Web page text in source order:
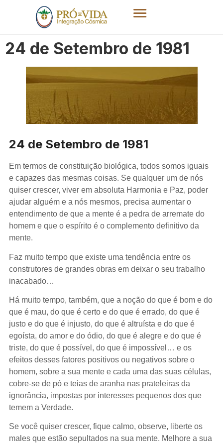
24 de Setembro de 1981
24 de Setembro de 1981
Em termos de constituição biológica, todos somos iguais
e capazes das mesmas coisas. Se qualquer um de nós
quiser crescer, viver em absoluta Harmonia e Paz, poder
ajudar alguém e a nós mesmos, precisa aumentar o
entendimento de que a mente é a pedra de arremate do
homem e que o espírito é o complemento definitivo da
mente.
Faz muito tempo que existe uma tendência entre os
construtores de grandes obras em deixar o seu trabalho
inacabado…
Há muito tempo, também, que a noção do que é bom e do
que é mau, do que é certo e do que é errado, do que é
justo e do que é injusto, do que é altruísta e do que é
egoísta, do amor e do ódio, do que é alegre e do que é
triste, do que é possível, do que é impossível… e os
efeitos desses fatores positivos ou negativos sobre o
homem, sobre a sua mente e cada uma das suas células,
cobre-se de pó e teias de aranha nas prateleiras da
ignorância, impostas por interesses pequenos dos que
temem a Verdade.
Se você quiser crescer, fique calmo, observe, liberte os
males que estão sepultados na sua mente. Melhore a sua